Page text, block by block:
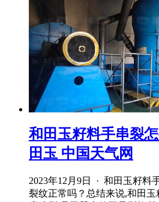
和田玉籽料手串裂
田玉 中国天气网
2023年12月9日 · 和田玉籽料
裂纹正常吗？总结来说,和田